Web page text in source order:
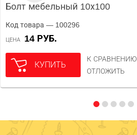
Болт мебельный 10х100
Код товара — 100296
ЦЕНА 14 РУБ.
КУПИТЬ
К СРАВНЕНИЮ
ОТЛОЖИТЬ